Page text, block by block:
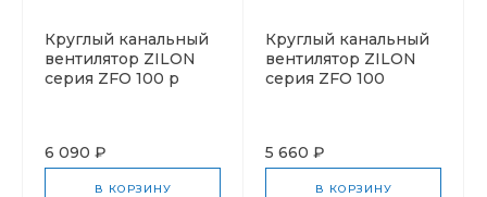
Круглый канальный
вентилятор ZILON
серия ZFO 100 p
6 090 ₽
В КОРЗИНУ
Круглый канальный
вентилятор ZILON
серия ZFO 100
5 660 ₽
В КОРЗИНУ